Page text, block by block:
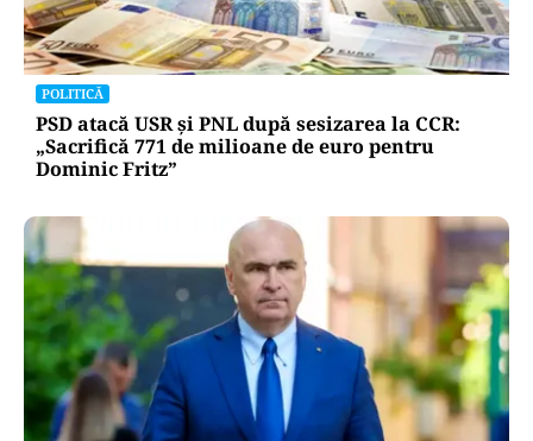
POLITICĂ
PSD atacă USR și PNL după sesizarea la CCR:
„Sacrifică 771 de milioane de euro pentru
Dominic Fritz”